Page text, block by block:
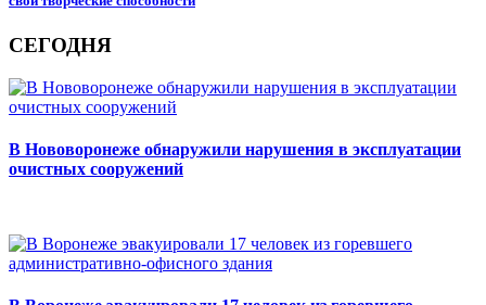
СЕГОДНЯ
В Нововоронеже обнаружили нарушения в эксплуатации
очистных сооружений